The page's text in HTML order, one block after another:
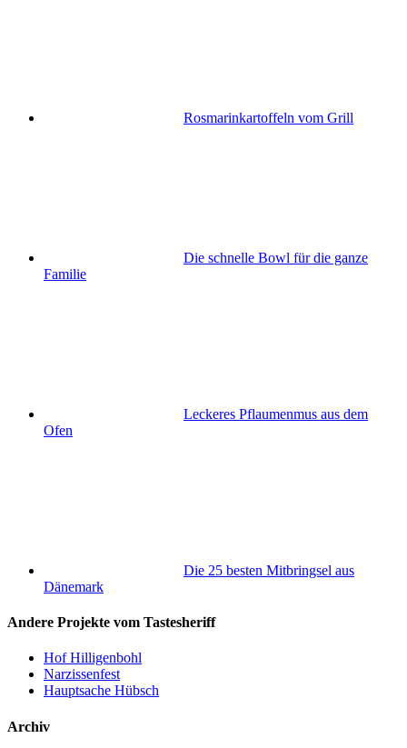
Rosmarinkartoffeln vom Grill
Die schnelle Bowl für die ganze
Familie
Leckeres Pflaumenmus aus dem
Ofen
Die 25 besten Mitbringsel aus
Dänemark
Andere Projekte vom Tastesheriff
Hof Hilligenbohl
Narzissenfest
Hauptsache Hübsch
Archiv